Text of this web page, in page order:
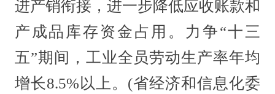
进产销衔接，进一步降低应收账款和
产成品库存资金占用。力争“十三
五”期间，工业全员劳动生产率年均
增长8.5%以上。(省经济和信息化委